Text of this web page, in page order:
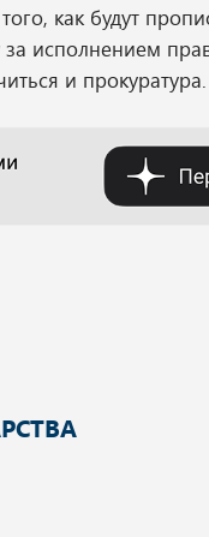
как будут
за исполнением
и прокуратура.